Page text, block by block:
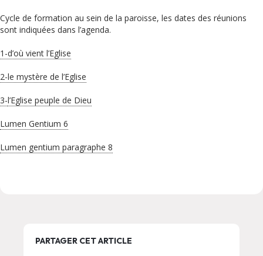
Cycle de formation au sein de la paroisse, les dates des réunions
sont indiquées dans l’agenda.
1-d’où vient l’Eglise
2-le mystère de l’Eglise
3-l’Eglise peuple de Dieu
Lumen Gentium 6
Lumen gentium paragraphe 8
PARTAGER CET ARTICLE